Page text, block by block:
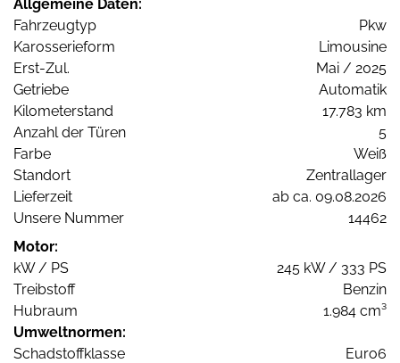
Allgemeine Daten:
Fahrzeugtyp
Pkw
Karosserieform
Limousine
Erst-Zul.
Mai / 2025
Getriebe
Automatik
Kilometerstand
17.783 km
Anzahl der Türen
5
Farbe
Weiß
Standort
Zentrallager
Lieferzeit
ab ca. 09.08.2026
Unsere Nummer
14462
Motor:
kW / PS
245 kW / 333 PS
Treibstoff
Benzin
Hubraum
1.984 cm³
Umweltnormen:
Schadstoffklasse
Euro6